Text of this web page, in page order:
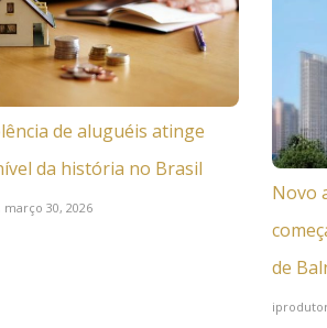
de aluguéis atinge
da história no Brasil
março 30, 2026
Novo
de